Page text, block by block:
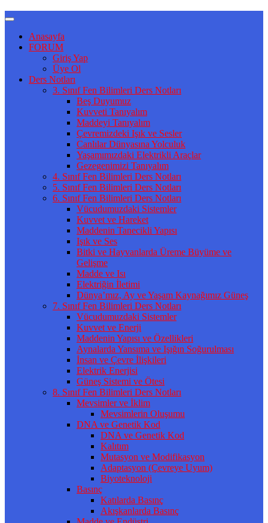
Anasayfa
FORUM
Giriş Yap
Üye Ol
Ders Notları
3. Sınıf Fen Bilimleri Ders Notları
Beş Duyumuz
Kuvveti Tanıyalım
Maddeyi Tanıyalım
Çevremizdeki Işık ve Sesler
Canlılar Dünyasına Yolculuk
Yaşamımızdaki Elektrikli Araçlar
Gezegenimizi Tanıyalım
4. Sınıf Fen Bilimleri Ders Notları
5. Sınıf Fen Bilimleri Ders Notları
6. Sınıf Fen Bilimleri Ders Notları
Vücudumuzdaki Sistemler
Kuvvet ve Hareket
Maddenin Tanecikli Yapısı
Işık ve Ses
Bitki ve Hayvanlarda Üreme Büyüme ve
Gelişme
Madde ve Isı
Elektriğin İletimi
Dünya’mız, Ay ve Yaşam Kaynağımız Güneş
7. Sınıf Fen Bilimleri Ders Notları
Vücudumuzdaki Sistemler
Kuvvet ve Enerji
Maddenin Yapısı ve Özellikleri
Aynalarda Yansıma ve Işığın Soğurulması
İnsan ve Çevre İlişkileri
Elektrik Enerjisi
Güneş Sistemi ve Ötesi
8. Sınıf Fen Bilimleri Ders Notları
Mevsimler ve İklim
Mevsimlerin Oluşumu
DNA ve Genetik Kod
DNA ve Genetik Kod
Kalıtım
Mutasyon ve Modifikasyon
Adaptasyon (Çevreye Uyum)
Biyoteknoloji
Basınç
Katılarda Basınç
Akışkanlarda Basınç